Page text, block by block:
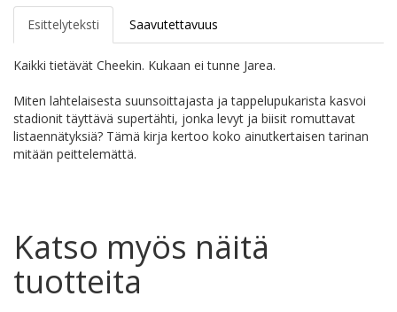
Esittelyteksti Saavutettavuus
Kaikki tietävät Cheekin. Kukaan ei tunne Jarea.
Miten lahtelaisesta suunsoittajasta ja tappelupukarista kasvoi
stadionit täyttävä supertähti, jonka levyt ja biisit romuttavat
listaennätyksiä? Tämä kirja kertoo koko ainutkertaisen tarinan
mitään peittelemättä.
Katso myös näitä
tuotteita